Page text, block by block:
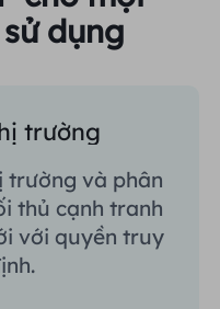
dụng
trường
trường và phân
thủ cạnh tranh
với quyền truy